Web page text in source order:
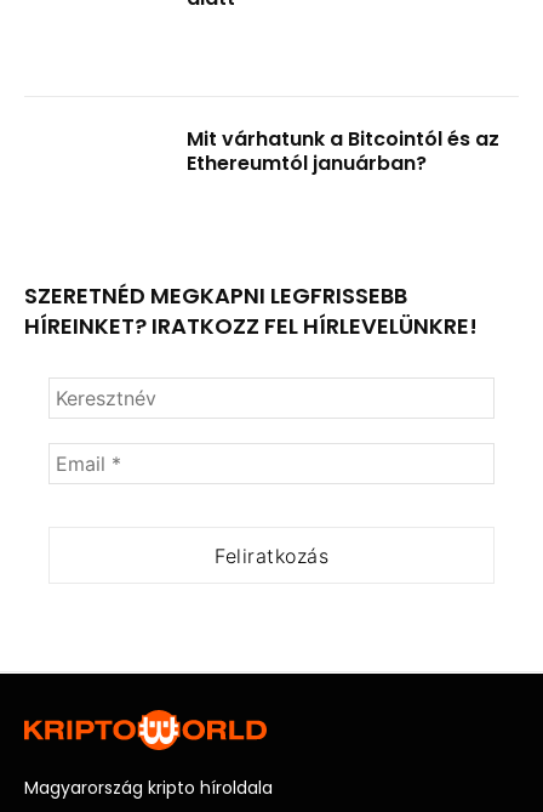
Mit várhatunk a Bitcointól és az
Ethereumtól januárban?
SZERETNÉD MEGKAPNI LEGFRISSEBB
HÍREINKET? IRATKOZZ FEL HÍRLEVELÜNKRE!
Magyarország kripto híroldala